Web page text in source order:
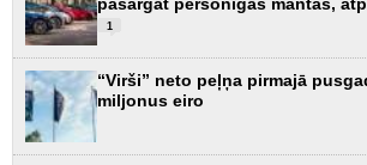
1
“Virši” neto peļņa pirmajā
miljonus eiro